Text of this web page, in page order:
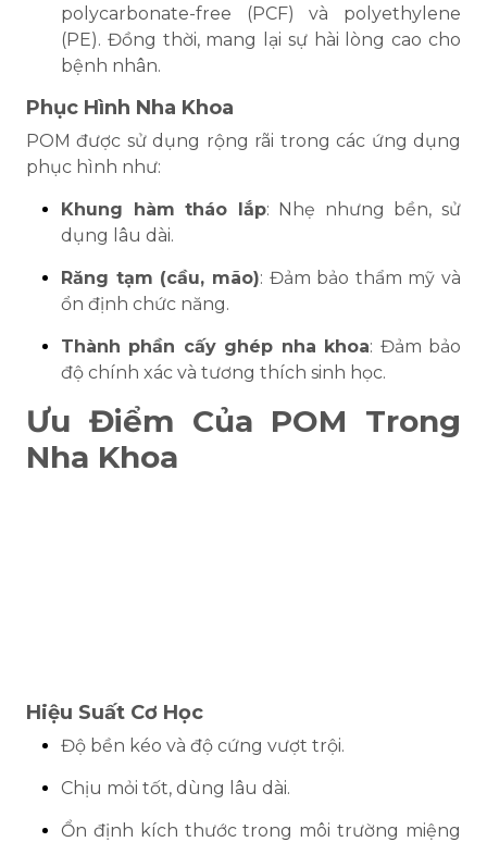
polycarbonate-free (PCF) và polyethylene
(PE). Đồng thời, mang lại sự hài lòng cao cho
bệnh nhân.
Phục Hình Nha Khoa
POM được sử dụng rộng rãi trong các ứng dụng
phục hình như:
Khung hàm tháo lắp: Nhẹ nhưng bền, sử
dụng lâu dài.
Răng tạm (cầu, mão): Đảm bảo thẩm mỹ và
ổn định chức năng.
Thành phần cấy ghép nha khoa: Đảm bảo
độ chính xác và tương thích sinh học.
Ưu Điểm Của POM Trong
Nha Khoa
Hiệu Suất Cơ Học
Độ bền kéo và độ cứng vượt trội.
Chịu mỏi tốt, dùng lâu dài.
Ổn định kích thước trong môi trường miệng